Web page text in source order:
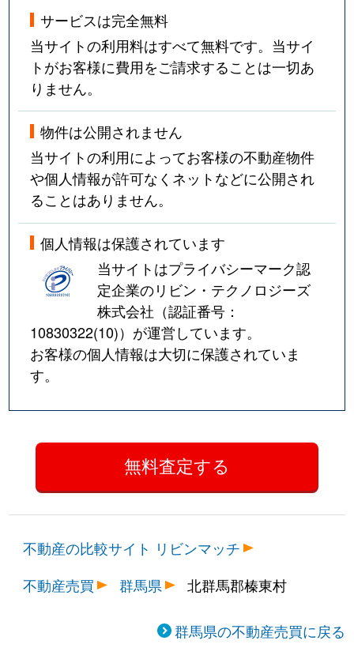
サービスは完全無料
当サイトの利用料はすべて無料です。当サイ
トがお客様に費用をご請求することは一切あ
りません。
物件は公開されません
当サイトの利用によってお客様の不動産物件
や個人情報が許可なくネットなどに公開され
ることはありません。
個人情報は保護されています
当サイトはプライバシーマーク認
定企業のリビン・テクノロジーズ
株式会社（認証番号：
10830322(10)）が運営しています。
お客様の個人情報は大切に保護されていま
す。
不動産の比較サイト リビンマッチ
不動産売買
群馬県 北群馬郡榛東村
群馬県の不動産売買に戻る